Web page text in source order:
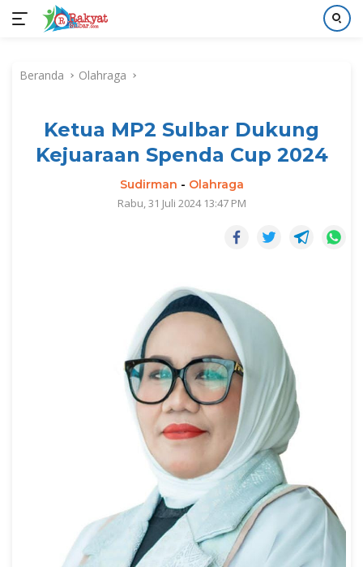
kontenBeranda Olahraga
Ketua MP2 Sulbar Dukung
Kejuaraan Spenda Cup 2024
Sudirman - Olahraga
Rabu, 31 Juli 2024 13:47 PM